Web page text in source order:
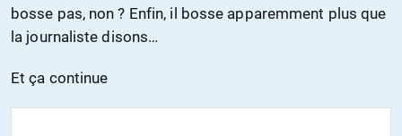
bosse pas, non ? Enfin, il bosse apparemment plus que
la journaliste disons…
Et ça continue